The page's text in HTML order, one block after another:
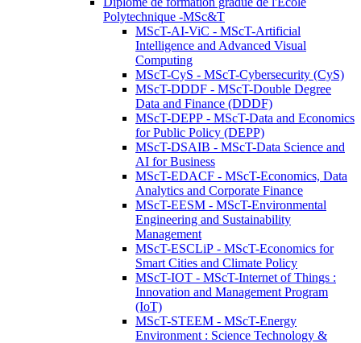
Polytechnique -MSc&T
MScT-AI-ViC - MScT-Artificial
Intelligence and Advanced Visual
Computing
MScT-CyS - MScT-Cybersecurity (CyS)
MScT-DDDF - MScT-Double Degree
Data and Finance (DDDF)
MScT-DEPP - MScT-Data and Economics
for Public Policy (DEPP)
MScT-DSAIB - MScT-Data Science and
AI for Business
MScT-EDACF - MScT-Economics, Data
Analytics and Corporate Finance
MScT-EESM - MScT-Environmental
Engineering and Sustainability
Management
MScT-ESCLiP - MScT-Economics for
Smart Cities and Climate Policy
MScT-IOT - MScT-Internet of Things :
Innovation and Management Program
(IoT)
MScT-STEEM - MScT-Energy
Environment : Science Technology &